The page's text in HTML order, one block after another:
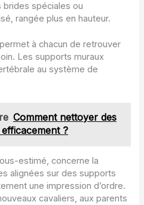
brides spéciales ou
rangée plus en hauteur.
à chacun de retrouver
Les supports muraux
au système de
Comment nettoyer des
?
estimé, concerne la
alignées sur des supports
une impression d’ordre.
cavaliers, aux parents